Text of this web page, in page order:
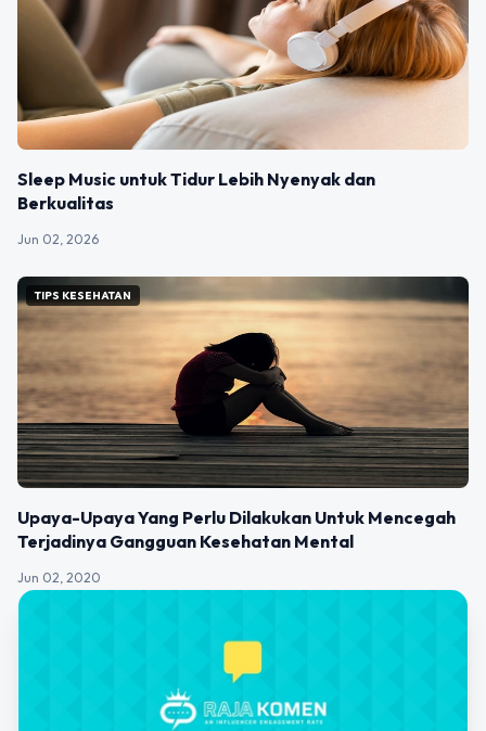
Sleep Music untuk Tidur Lebih Nyenyak dan
Berkualitas
Jun 02, 2026
TIPS KESEHATAN
Upaya-Upaya Yang Perlu Dilakukan Untuk Mencegah
Terjadinya Gangguan Kesehatan Mental
Jun 02, 2020